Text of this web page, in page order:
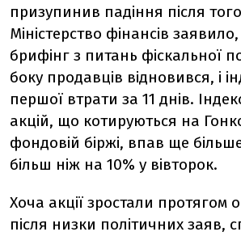
призупинив падіння після
Міністерство фінансів
брифінг з питань фіскальної
боку продавців відновився, і
першої втрати за 11 днів.
акцій, що котируються на
фондовій біржі, впав ще
більш ніж на 10% у вівторок.
Хоча акції зростали протягом
після низки політичних заяв,